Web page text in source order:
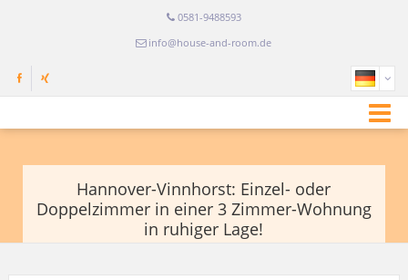
0581-9488593
info@house-and-room.de
Hannover-Vinnhorst: Einzel- oder
Doppelzimmer in einer 3 Zimmer-Wohnung
in ruhiger Lage!